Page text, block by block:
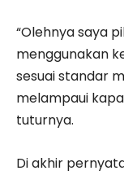
“Olehnya saya
menggunakan
sesuai standar
melampaui
tuturnya.
Di akhir